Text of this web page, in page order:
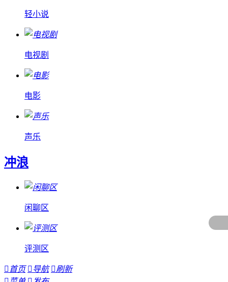
轻小说
电视剧
电影
声乐
冲浪
闲聊区
评测区
 首页  导航 刷新